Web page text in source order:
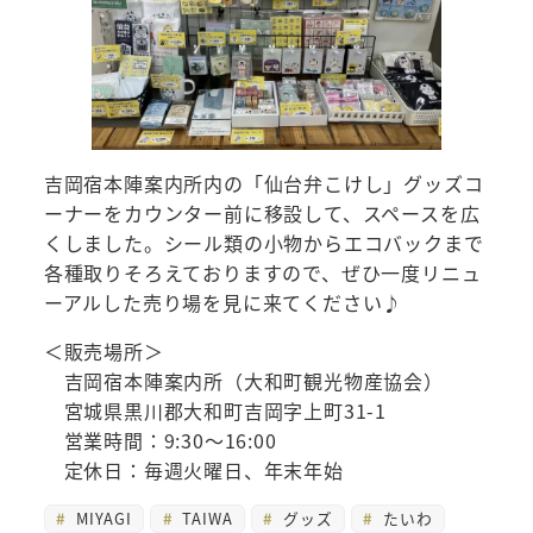
吉岡宿本陣案内所内の「仙台弁こけし」グッズコ
ーナーをカウンター前に移設して、スペースを広
くしました。シール類の小物からエコバックまで
各種取りそろえておりますので、ぜひ一度リニュ
ーアルした売り場を見に来てください♪
＜販売場所＞
吉岡宿本陣案内所（大和町観光物産協会）
宮城県黒川郡大和町吉岡字上町31-1
営業時間：9:30～16:00
定休日：毎週火曜日、年末年始
MIYAGI TAIWA グッズ たいわ